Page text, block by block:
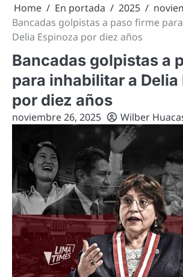
Home En portada 2025
Bancadas golpistas a paso firme
Delia Espinoza por diez años
Bancadas golpistas a
para inhabilitar a Delia
por diez años
noviembre 26, 2025 Wilber